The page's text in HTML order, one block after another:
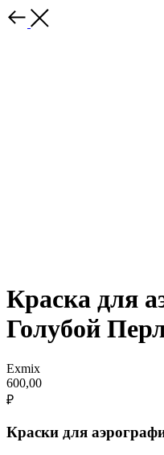
Краска для
Голубой
Exmix
600,00
₽
Краски для